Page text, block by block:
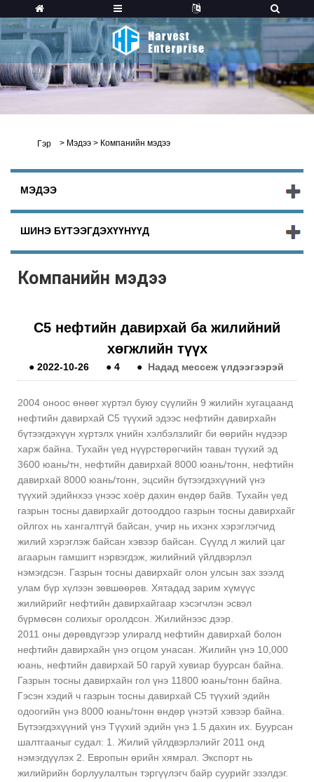
Гэр > Мэдээ > Компанийн мэдээ
МЭДЭЭ
ШИНЭ БҮТЭЭГДЭХҮҮНҮҮД
Компанийн мэдээ
С5 нефтийн давирхай ба жилийний
хөгжлийн түүх
●2022-10-26 ●4 ● Надад мессеж үлдээгээрэй
2004 оноос өнөөг хүртэл буюу сүүлийн 9 жилийн хугацаанд
нефтийн давирхай С5 түүхий эдээс нефтийн давирхайн
бүтээгдэхүүн хүртэлх үнийн хэлбэлзлийг би өөрийн нүдээр
харж байна. Тухайн үед нүүрстөрөгчийн таван түүхий эд
3600 юань/тн, нефтийн давирхай 8000 юань/тонн, нефтийн
давирхай 8000 юань/тонн, эцсийн бүтээгдэхүүний үнэ
түүхий эдийнхээ үнээс хоёр дахин өндөр байв. Тухайн үед
газрын тосны давирхайг дотооддоо газрын тосны давирхайг
ойлгох нь хангалтгүй байсан, учир нь ихэнх хэрэглэгчид
жилий хэрэглэж байсан хэвээр байсан. Сүүлд л жилий цаг
агаарын гамшигт нэрвэгдэж, жилийний үйлдвэрлэл
нэмэгдсэн. Газрын тосны давирхайг олон улсын зах зээлд
улам бүр хүлээн зөвшөөрөв. Хятадад зарим хүмүүс
жилийрийг нефтийн давирхайгаар хэсэгчлэн эсвэл
бүрмөсөн солихыг оролдсон. Жилийнээс дээр.
2011 оны дөрөвдүгээр улиралд нефтийн давирхай болон
нефтийн давирхайн үнэ огцом унасан. Жилийн үнэ 10,000
юань, нефтийн давирхай 50 гаруй хувиар буурсан байна.
Газрын тосны давирхайн гол үнэ 11800 юань/тонн байна.
Гэсэн хэдий ч газрын тосны давирхай С5 түүхий эдийн
одоогийн үнэ 8000 юань/тонн өндөр үнэтэй хэвээр байна.
Бүтээгдэхүүний үнэ Түүхий эдийн үнэ 1.5 дахин их. Буурсан
шалтгааныг судал: 1. Жилий үйлдвэрлэлийг 2011 онд
нэмэгдүүлэх 2. Европын өрийн хямрал. Экспорт нь
жилийрийн борлуулалтын тэргүүлэгч байр суурийг эзэлдэг.